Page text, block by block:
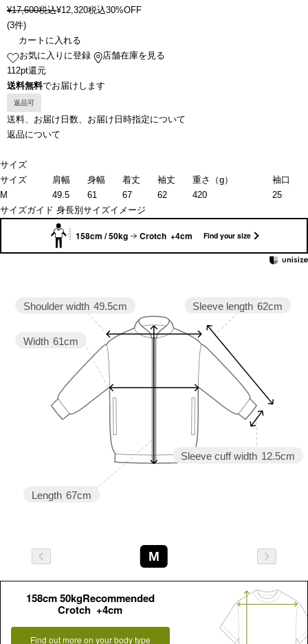
¥17,600税込¥12,320税込30%OFF
(3件)
カートに入れる
お気に入りに登録
店舗在庫を見る
112pt還元
送料無料でお届けします
返品可
送料、お届け日数、お届け日時指定について
返品について
サイズ
サイズ
肩幅 身幅 着丈 袖丈 重さ（g）
袖口
M
49.5 61 67 62 420
25
サイズガイド 身長別サイズイメージ
158cm / 50kg Crotch +4cm Find your size
Sleeve cuff width 12.5cm
Sleeve length 62cm
Length 67cm
Width 61cm
Shoulder width 49.5cm
M
158cm 50kgRecommended
Crotch +4cm
Find out more on your body type